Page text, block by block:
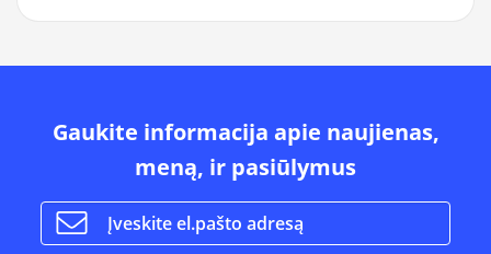
Gaukite informacija apie naujienas,
meną, ir pasiūlymus